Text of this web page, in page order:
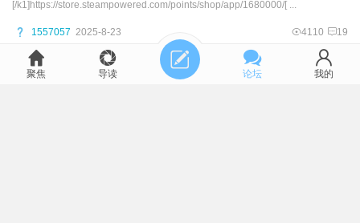
[/k1]https://store.steampowered.com/points/shop/app/1680000/[ ...
1557057 2025-8-23 4110 19
第一狂战士：卡赞 现已加入steam社区物品
聚焦 导读 论坛 我的